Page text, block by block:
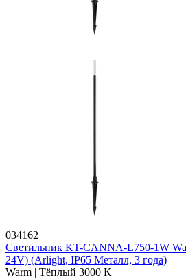
034162
Светильник KT-CANNA-L750-1W
24V) (Arlight, IP65 Металл, 3 года)
Warm | Тёплый 3000 K